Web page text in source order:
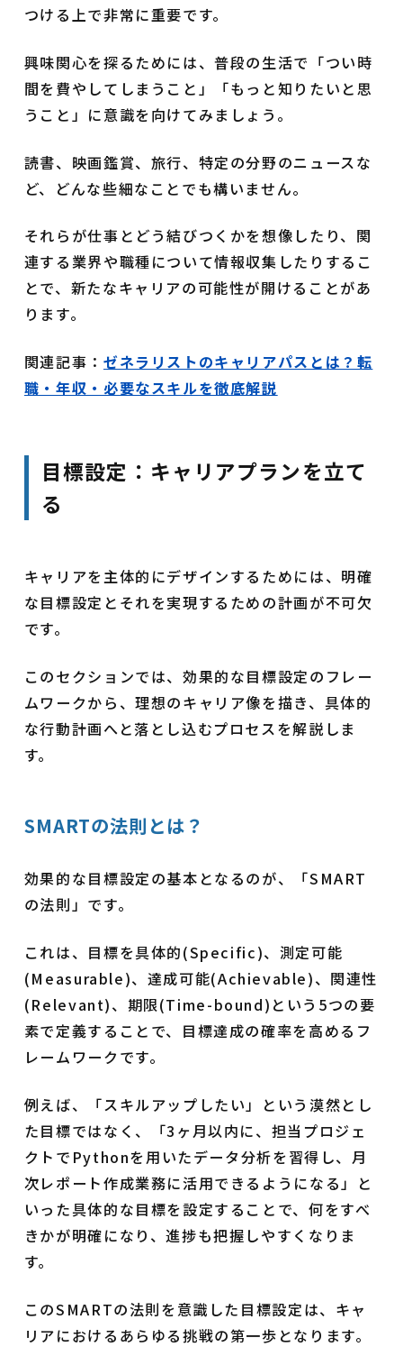
つける上で非常に重要です。
興味関心を探るためには、普段の生活で「つい時
間を費やしてしまうこと」「もっと知りたいと思
うこと」に意識を向けてみましょう。
読書、映画鑑賞、旅行、特定の分野のニュースな
ど、どんな些細なことでも構いません。
それらが仕事とどう結びつくかを想像したり、関
連する業界や職種について情報収集したりするこ
とで、新たなキャリアの可能性が開けることがあ
ります。
関連記事： ゼネラリストのキャリアパスとは？転
職・年収・必要なスキルを徹底解説
目標設定：キャリアプランを立て
る
キャリアを主体的にデザインするためには、明確
な目標設定とそれを実現するための計画が不可欠
です。
このセクションでは、効果的な目標設定のフレー
ムワークから、理想のキャリア像を描き、具体的
な行動計画へと落とし込むプロセスを解説しま
す。
SMARTの法則とは？
効果的な目標設定の基本となるのが、「SMART
の法則」です。
これは、目標を具体的(Specific)、測定可能
(Measurable)、達成可能(Achievable)、関連性
(Relevant)、期限(Time-bound)という5つの要
素で定義することで、目標達成の確率を高めるフ
レームワークです。
例えば、「スキルアップしたい」という漠然とし
た目標ではなく、「3ヶ月以内に、担当プロジェ
クトでPythonを用いたデータ分析を習得し、月
次レポート作成業務に活用できるようになる」と
いった具体的な目標を設定することで、何をすべ
きかが明確になり、進捗も把握しやすくなりま
す。
このSMARTの法則を意識した目標設定は、キャ
リアにおけるあらゆる挑戦の第一歩となります。